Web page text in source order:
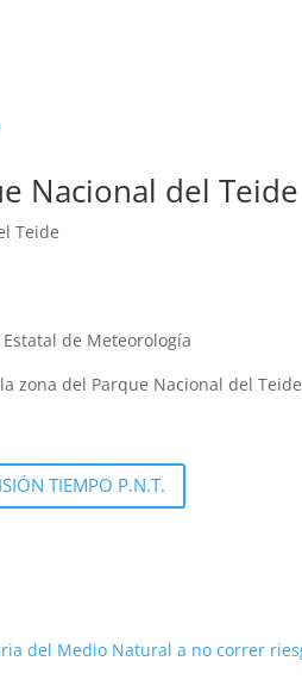
Nacional del Teide
Teide
de Meteorología
zona del Parque Nacional del Teide
TIEMPO P.N.T.